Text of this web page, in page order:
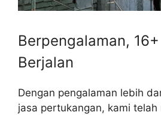
Berpengalaman,
Berjalan
Dengan pengalaman lebih
jasa pertukangan, kami telah